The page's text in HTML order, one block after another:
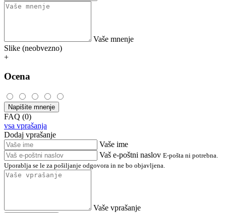
Vaše mnenje
Slike (neobvezno)
+
Ocena
Napišite mnenje
FAQ (0)
vsa vprašanja
Dodaj vprašanje
Vaše ime
Vaš e-poštni naslov E-pošta ni potrebna.
Uporablja se le za pošiljanje odgovora in ne bo objavljena.
Vaše vprašanje